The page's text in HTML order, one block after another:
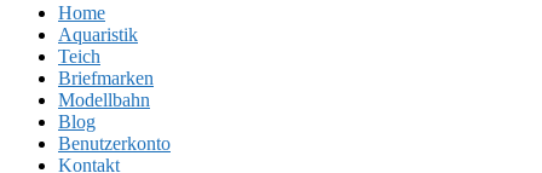
Home
Aquaristik
Teich
Briefmarken
Modellbahn
Blog
Benutzerkonto
Kontakt